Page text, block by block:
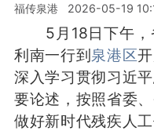
福传泉港 2026-05-19
5月18日下午，
利南一行到泉港区
深入学习贯彻习近
要论述，按照省委
做好新时代残疾人